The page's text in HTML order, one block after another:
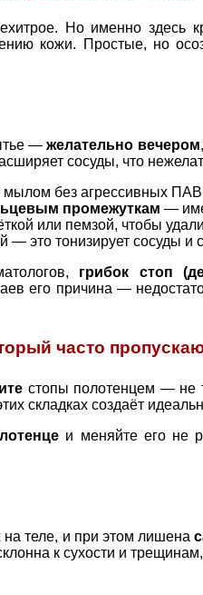
Но именно здесь
кожи. Простые, но
—желательно вечером
сосуды, что
мылом без агрессивных
промежуткам —
или пемзой, чтобы
это тонизирует сосуды и
грибок стоп
его причина —
часто
стопы полотенцем — не
складках создаёт
и меняйте его не
теле, и при этом лишена
к сухости и